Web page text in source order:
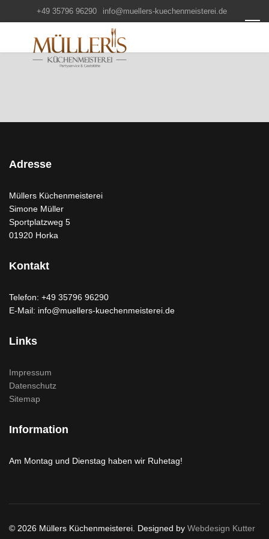
+49 35796 96290 info@muellers-kuechenmeisterei.de
Adresse
Müllers Küchenmeisterei
Simone Müller
Sportplatzweg 5
01920 Horka
Kontakt
Telefon: +49 35796 96290
E-Mail: info@muellers-kuechenmeisterei.de
Links
Impressum
Datenschutz
Sitemap
Information
Am Montag und Dienstag haben wir Ruhetag!
© 2026 Müllers Küchenmeisterei. Designed by Webdesign Kutter